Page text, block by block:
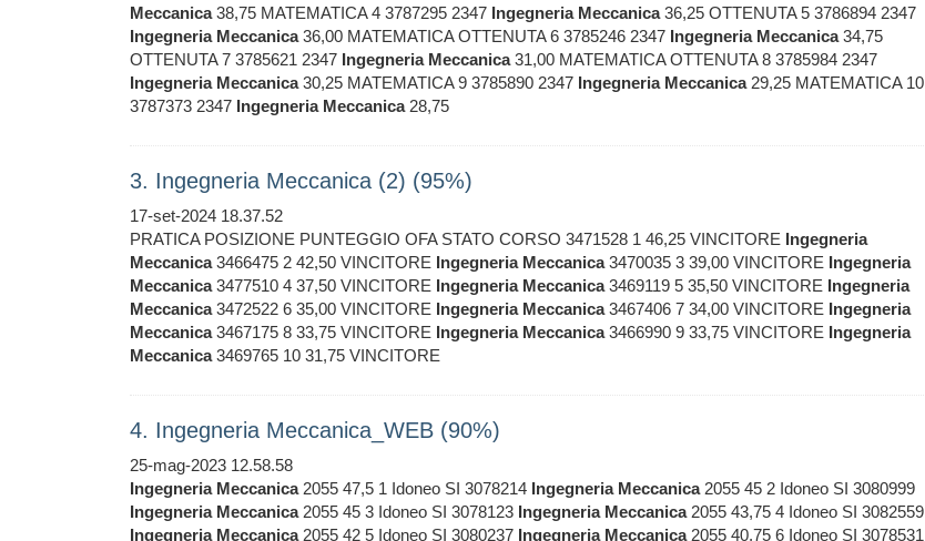
Meccanica38,75 MATEMATICA 4 3787295 2347 Ingegneria Meccanica36,25 OTTENUTA 5 3786894 2347
Ingegneria Meccanica36,00 MATEMATICA OTTENUTA 6 3785246 2347 Ingegneria Meccanica34,75
OTTENUTA 7 3785621 2347 Ingegneria Meccanica31,00 MATEMATICA OTTENUTA 8 3785984 2347
Ingegneria Meccanica30,25 MATEMATICA 9 3785890 2347 Ingegneria Meccanica29,25 MATEMATICA 10
3787373 2347 Ingegneria Meccanica28,75
3. Ingegneria Meccanica (2) (95%)
17-set-2024 18.37.52
PRATICA POSIZIONE PUNTEGGIO OFA STATO CORSO 3471528 1 46,25 VINCITORE Ingegneria
Meccanica3466475 2 42,50 VINCITORE Ingegneria Meccanica3470035 3 39,00 VINCITORE Ingegneria
Meccanica3477510 4 37,50 VINCITORE Ingegneria Meccanica3469119 5 35,50 VINCITORE Ingegneria
Meccanica3472522 6 35,00 VINCITORE Ingegneria Meccanica3467406 7 34,00 VINCITORE Ingegneria
Meccanica3467175 8 33,75 VINCITORE Ingegneria Meccanica3466990 9 33,75 VINCITORE Ingegneria
Meccanica3469765 10 31,75 VINCITORE
4. Ingegneria Meccanica_WEB (90%)
25-mag-2023 12.58.58
Ingegneria Meccanica2055 47,5 1 Idoneo SI 3078214 Ingegneria Meccanica2055 45 2 Idoneo SI 3080999
Ingegneria Meccanica2055 45 3 Idoneo SI 3078123 Ingegneria Meccanica2055 43,75 4 Idoneo SI 3082559
Ingegneria Meccanica2055 42 5 Idoneo SI 3080237 Ingegneria Meccanica2055 40,75 6 Idoneo SI 3078531